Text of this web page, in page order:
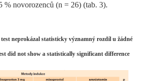
% novorozenců (n = 26) (tab. 3).
neprokázal statisticky významný rozdíl u žádné
did not show a statistically significant difference